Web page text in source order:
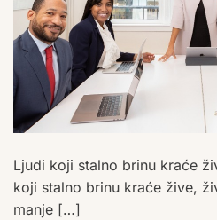
Ljudi koji stalno brinu kraće
koji stalno brinu kraće žive,
manje […]